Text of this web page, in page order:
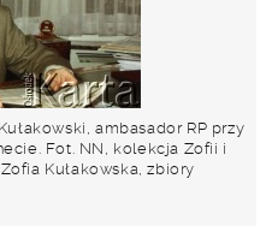
ambasador RP przy
Fot. NN, kolekcja Zofii i
Kułakowska, zbiory